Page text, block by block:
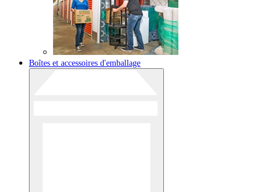
Boîtes et accessoires d'emballage